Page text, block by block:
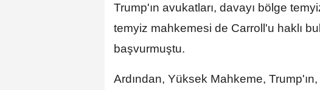
Trump'ın avukatları, davayı bölge
temyiz mahkemesi de Carroll'u haklı
başvurmuştu.
Ardından, Yüksek Mahkeme, Trump'ın,